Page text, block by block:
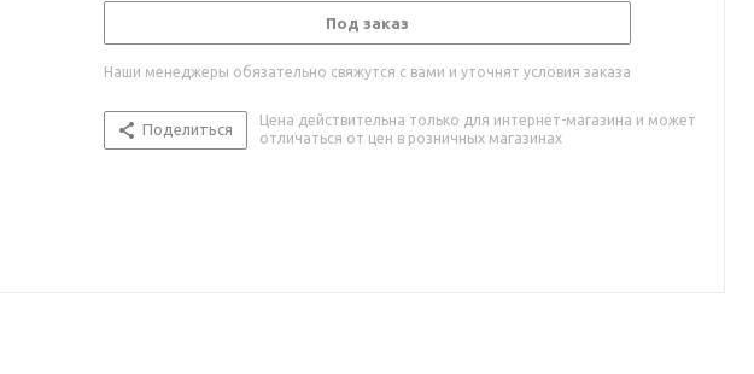
Под заказ
Наши менеджеры обязательно свяжутся с вами и уточнят условия заказа
Поделиться
Цена действительна только для интернет-магазина и может
отличаться от цен в розничных магазинах